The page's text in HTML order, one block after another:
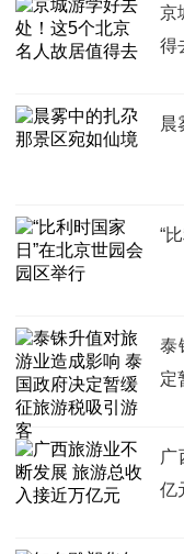
京
得
晨
“
泰
定
广
亿